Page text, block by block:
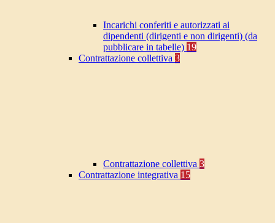
Incarichi conferiti e autorizzati ai
dipendenti (dirigenti e non dirigenti) (da
pubblicare in tabelle) 19
Contrattazione collettiva 3
Contrattazione collettiva 3
Contrattazione integrativa 15